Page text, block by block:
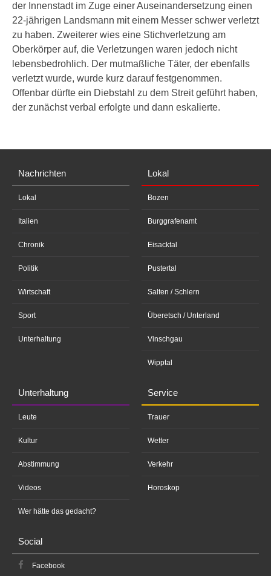
der Innenstadt im Zuge einer Auseinandersetzung einen
22-jährigen Landsmann mit einem Messer schwer verletzt
zu haben. Zweiterer wies eine Stichverletzung am
Oberkörper auf, die Verletzungen waren jedoch nicht
lebensbedrohlich. Der mutmaßliche Täter, der ebenfalls
verletzt wurde, wurde kurz darauf festgenommen.
Offenbar dürfte ein Diebstahl zu dem Streit geführt haben,
der zunächst verbal erfolgte und dann eskalierte.
Nachrichten
Lokal
Italien
Chronik
Politik
Wirtschaft
Sport
Unterhaltung
Lokal
Bozen
Burggrafenamt
Eisacktal
Pustertal
Salten / Schlern
Überetsch / Unterland
Vinschgau
Wipptal
Unterhaltung
Leute
Kultur
Abstimmung
Videos
Wer hätte das gedacht?
Service
Trauer
Wetter
Verkehr
Horoskop
Social
Facebook